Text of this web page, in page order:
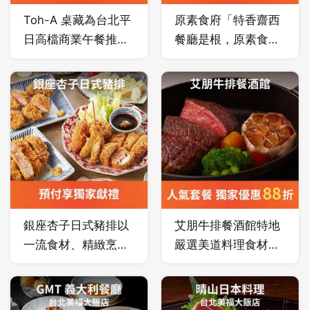
入味，期待您的蒞臨
品味。
Toh-A 桌藏為台北平
日高檔商業午餐推
隱身都市裡的改造日
式古宅創意特色料
理。
原素食府「特香齋西
餐廳是根，原素食府
已打響名號的特香齋
糕餅名店，經過第二
代的轉型，成為特香
齋頂級西餐廳。引領
了近半世紀，也成為
孕育第三代的傳承根
本。因為一個許了三
十多年的願，家族的
「根」結合了傳承的
「願」，成就新創了
－原素食府。
銀座杏子日式豬排以
一流食材、精緻烹調
客的美好用餐體驗。
艾朋牛排餐酒館特地
嚴選美道料理食材，
葵牛排館、五星級維
多麗亞飯店餐廳資深